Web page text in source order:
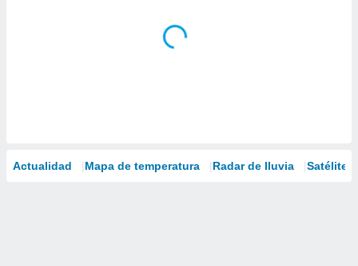
Actualidad Mapa de temperatura Radar de lluvia Satélites